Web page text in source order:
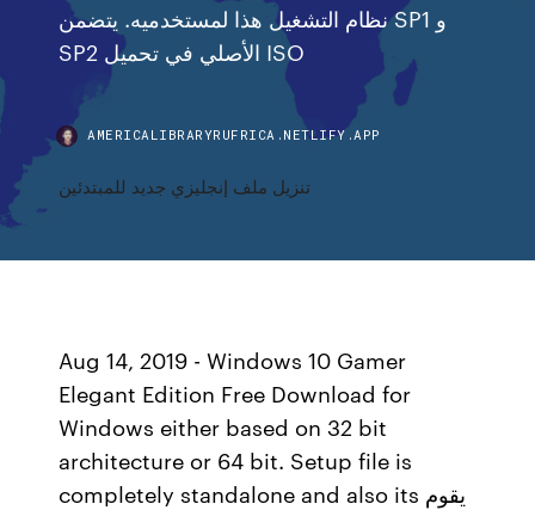
نظام التشغيل هذا لمستخدميه. يتضمن SP1 و
SP2 الأصلي في تحميل ISO
AMERICALIBRARYRUFRICA.NETLIFY.APP
تنزيل ملف إنجليزي جديد للمبتدئين
Aug 14, 2019 - Windows 10 Gamer
Elegant Edition Free Download for
Windows either based on 32 bit
architecture or 64 bit. Setup file is
completely standalone and also its يقوم